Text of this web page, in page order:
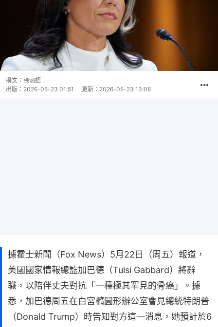
撰文： 張涵語
出版： 2026-05-23 01:51 更新： 2026-05-23 13:08
據霍士新聞（Fox News）5月22日（周五）報道，
美國國家情報總監加巴德（Tulsi Gabbard）將辭
職，以陪伴丈夫對抗「一種極其罕見的骨癌」。據
悉，加巴德周五在白宮橢圓形辦公室會見總統特朗普
（Donald Trump）時告知對方這一消息，她預計於6